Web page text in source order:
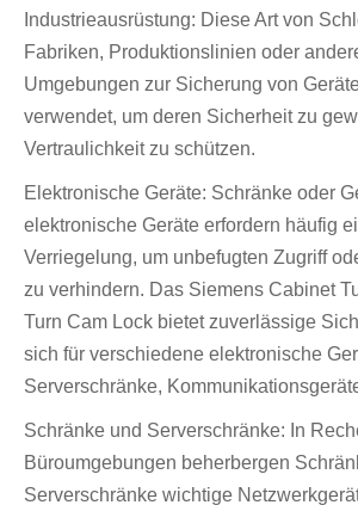
Industrieausrüstung: Diese Art von
Fabriken, Produktionslinien oder
Umgebungen zur Sicherung von
verwendet, um deren Sicherheit zu
Vertraulichkeit zu schützen.
Elektronische Geräte: Schränke oder
elektronische Geräte erfordern häufig
Verriegelung, um unbefugten Zugriff
zu verhindern. Das Siemens Cabinet
Turn Cam Lock bietet zuverlässige
sich für verschiedene elektronische
Serverschränke,
Schränke und Serverschränke: In
Büroumgebungen beherbergen
Serverschränke wichtige